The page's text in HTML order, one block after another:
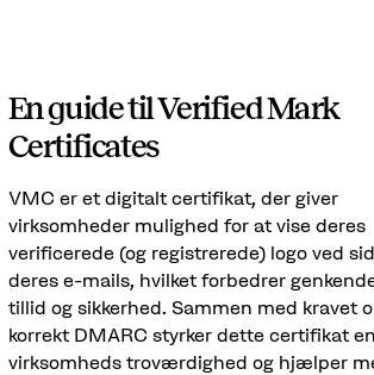
En guide til Verified Mark
Certificates
VMC er et digitalt certifikat, der giver
virksomheder mulighed for at vise deres
verificerede (og registrerede) logo ved
deres e-mails, hvilket forbedrer
tillid og sikkerhed. Sammen med kravet
korrekt DMARC styrker dette certifikat
virksomheds troværdighed og hjælper